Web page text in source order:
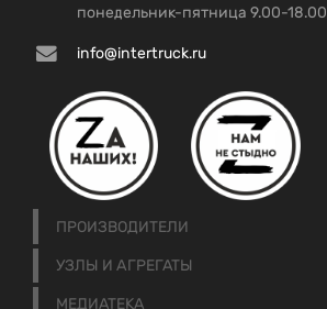
понедельник-пятница 9.00-18.00
info@intertruck.ru
ПРОИЗВОДИТЕЛИ
УЗЛЫ И АГРЕГАТЫ
МЕДИАТЕКА